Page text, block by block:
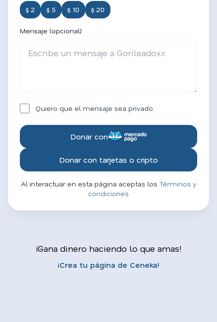
$ 2 $ 5 $ 10 $ 20
Mensaje (opcional)
Quiero que el mensaje sea privado.
Donar con
Donar con tarjetas o cripto
Al interactuar en esta página aceptas los Términos y
condiciones
¡Gana dinero haciendo lo que amas!
¡Crea tu página de Ceneka!